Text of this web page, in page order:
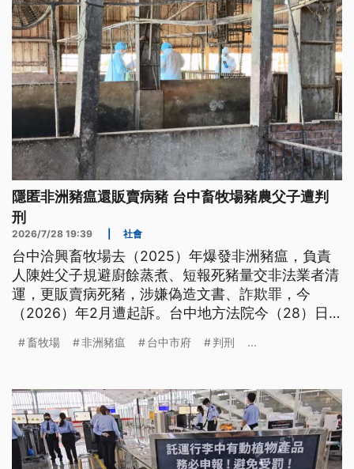
隱匿非洲豬瘟還販賣病豬 台中畜牧場豬農父子遭判
刑
2026/7/28 19:39 社會
台中洽興畜牧場去（2025）年爆發非洲豬瘟，負責
人陳姓父子規避廚餘蒸煮、短報死豬量交非法業者清
運，更販賣病死豬，涉嫌偽造文書、詐欺罪，今
（2026）年2月遭起訴。台中地方法院今（28）日
3年有期徒刑，全案仍可上訴。
畜牧場 非洲豬瘟 台中市府 判刑 ...